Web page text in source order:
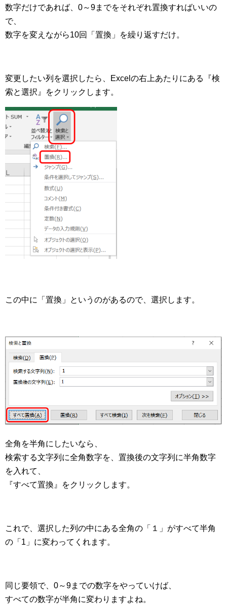
数字だけであれば、0～9までをそれぞれ置換すればいいの
で、
数字を変えながら10回「置換」を繰り返すだけ。
変更したい列を選択したら、Excelの右上あたりにある『検
索と選択』をクリックします。
この中に「置換」というのがあるので、選択します。
全角を半角にしたいなら、
検索する文字列に全角数字を、置換後の文字列に半角数字
を入れて、
『すべて置換』をクリックします。
これで、選択した列の中にある全角の「１」がすべて半角
の「1」に変わってくれます。
同じ要領で、0～9までの数字をやっていけば、
すべての数字が半角に変わりますよね。